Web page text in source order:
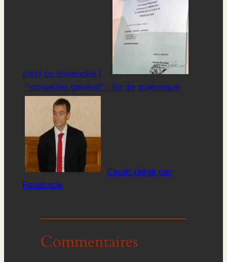
c'est ce dimanche !
"conseiller général" : fin de polémique
Cauët piégé par
Facebook
Commentaires